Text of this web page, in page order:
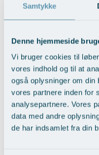
Samtykke
Denne hjemmeside
Vi bruger cookies til
vores indhold og til at
også oplysninger om din
vores partnere inden for
analysepartnere. Vores
data med andre
de har indsamlet fra din
specialist i sexologisk
mulighed for at give
tilbud, udtaler Mads Riiskjær.
Ved behov er der også
Allan Ryhammer med særlig
ved en narkoselæge,
smertebehandling.
Tilbage til Nyheder